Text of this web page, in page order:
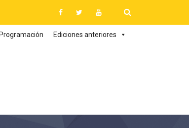
Programación Ediciones anteriores